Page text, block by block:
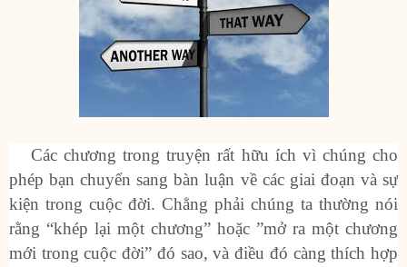
Các chương trong truyện rất hữu ích vì chúng cho
phép bạn chuyển sang bàn luận về các giai đoạn và sự
kiện trong cuộc đời. Chẳng phải chúng ta thường nói
rằng “khép lại một chương” hoặc ”mở ra một chương
mới trong cuộc đời” đó sao, và điều đó càng thích hợp